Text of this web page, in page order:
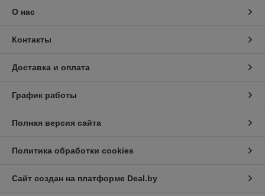
О нас
Контакты
Доставка и оплата
График работы
Полная версия сайта
Политика обработки cookies
Сайт создан на платформе Deal.by